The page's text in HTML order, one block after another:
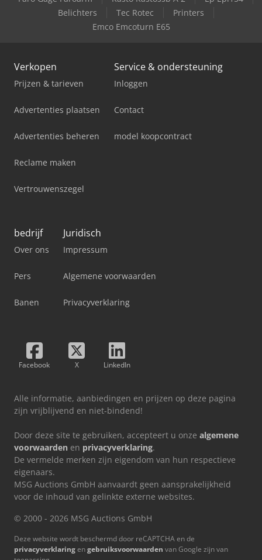
Belichters
Tec Rotec
Printers
Emco Emcoturn E65
Verkopen
Prijzen & tarieven
Advertenties plaatsen
Advertenties beheren
Reclame maken
Vertrouwenszegel
Service & ondersteuning
Inloggen
Contact
model koopcontract
bedrijf
Over ons
Pers
Banen
Juridisch
Impressum
Algemene voorwaarden
Privacyverklaring
Facebook X LinkedIn
Alle informatie, aanbiedingen en prijzen op deze pagina
zijn vrijblijvend en niet-bindend!
Door deze site te gebruiken, accepteert u onze algemene
voorwaarden en privacyverklaring.
De vermelde merken zijn eigendom van hun respectieve
eigenaars.
MSG Auctions GmbH aanvaardt geen aansprakelijkheid
voor de inhoud van gelinkte externe websites.
© 2000 - 2026 MSG Auctions GmbH
Deze website wordt beschermd door reCAPTCHA en de
privacyverklaringengebruiksvoorwaarden van Google zijn van